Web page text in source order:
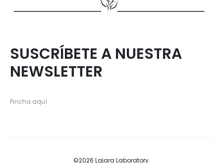
SUSCRÍBETE A NUESTRA
NEWSLETTER
Pincha aquí
©2026 Lajara Laboratory